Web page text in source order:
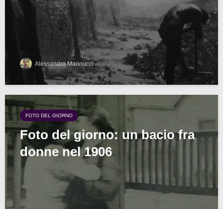
Alessandro Marinucci
FOTO DEL GIORNO
Foto del giorno: un bacio fra
donne nel 1906